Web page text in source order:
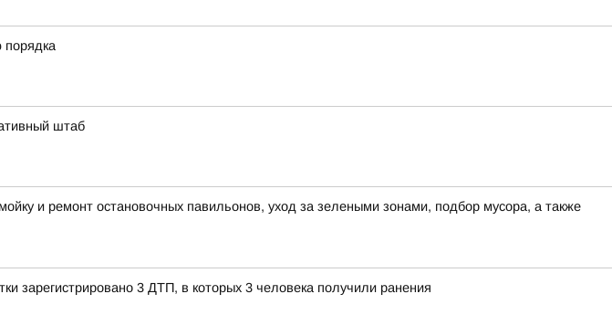
штаб
и ремонт остановочных павильонов, уход за зелеными зонами, подбор мусора, а также
зарегистрировано 3 ДТП, в которых 3 человека получили ранения